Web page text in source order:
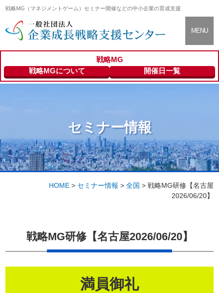
CLOSE
支援センター
について
About
登録専門家の
ご紹介
Expert
会員申し込み
Members
戦略MG（マネジメントゲーム）セミナー開催などの中小企業の育成支援
MENU
戦略MG
戦略MGについて 開催日一覧
セミナー情報
HOME> セミナー情報 > 全国 > 戦略MG研修【名古屋
2026/06/20】
戦略MG研修【名古屋2026/06/20】
満員御礼